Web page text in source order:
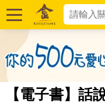
【電子書】話